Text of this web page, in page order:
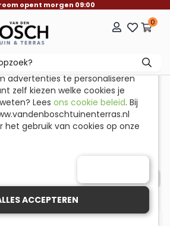
opent morgen 09:00
0
Zwembadrand
is meer dan
element om het
onderdeel van de
De juiste rand
een stijlvolle en
geven.
cookies
om statistieken te verzamelen
advertenties te personaliseren
zelf kiezen welke cookies je
Lees ons cookie beleid. Bij
gebruik van cookies op onze
ACCEPTEREN